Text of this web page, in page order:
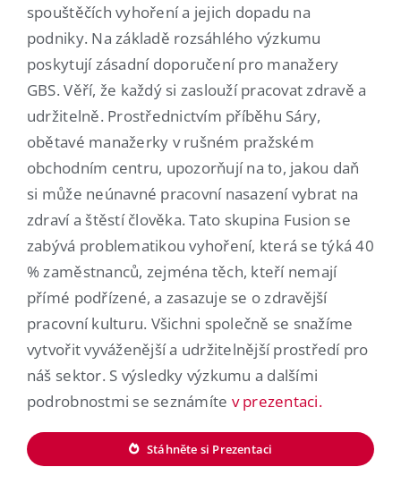
spouštěčích vyhoření a jejich dopadu na
podniky. Na základě rozsáhlého výzkumu
poskytují zásadní doporučení pro manažery
GBS. Věří, že každý si zaslouží pracovat zdravě a
udržitelně. Prostřednictvím příběhu Sáry,
obětavé manažerky v rušném pražském
obchodním centru, upozorňují na to, jakou daň
si může neúnavné pracovní nasazení vybrat na
zdraví a štěstí člověka. Tato skupina Fusion se
zabývá problematikou vyhoření, která se týká 40
% zaměstnanců, zejména těch, kteří nemají
přímé podřízené, a zasazuje se o zdravější
pracovní kulturu. Všichni společně se snažíme
vytvořit vyváženější a udržitelnější prostředí pro
náš sektor. S výsledky výzkumu a dalšími
podrobnostmi se seznámíte v prezentaci.
Stáhněte si Prezentaci